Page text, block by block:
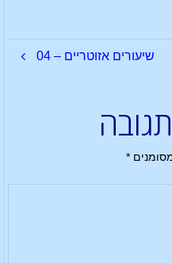
שיעורים אזוטריים – 04
*